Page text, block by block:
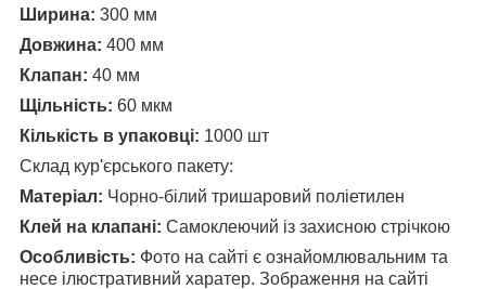
Ширина: 300 мм
Довжина: 400 мм
Клапан: 40 мм
Щільність: 60 мкм
Кількість в упаковці: 1000 шт
Склад кур'єрського пакету:
Матеріал: Чорно-білий тришаровий поліетилен
Клей на клапані: Самоклеючий із захисною стрічкою
Особливість: Фото на сайті є ознайомлювальним та
несе ілюстративний харатер. Зображення на сайті